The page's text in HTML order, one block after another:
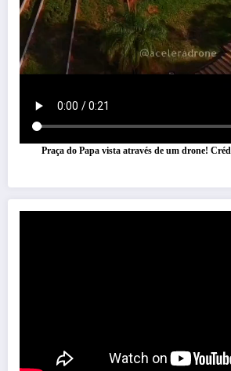
Praça do Papa vista através de um drone!